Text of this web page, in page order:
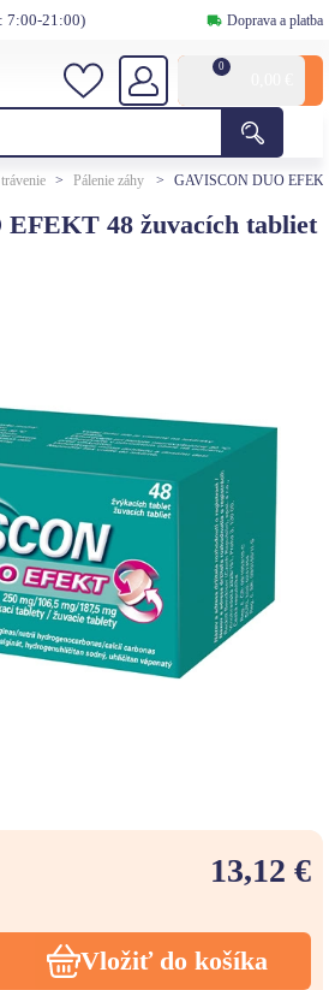
7:00-21:00) Doprava a platba
0
> Pálenie záhy > GAVISCON DUO
48 žuvacích tabliet
13,12 €
Vložiť do košíka